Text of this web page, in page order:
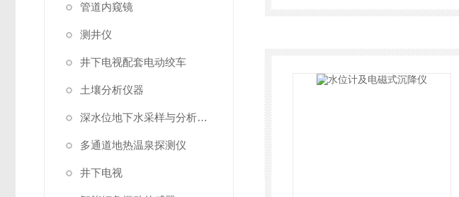
管道内窥镜
测井仪
井下电视配套电动绞车
土壤分析仪器
深水位地下水采样与分析系统
多通道地热温泉探测仪
井下电视